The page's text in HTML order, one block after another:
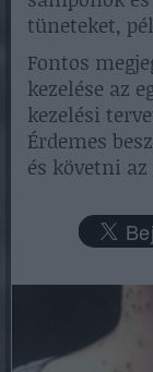
tüneteket,
Fontos
kezelése az
kezelési
Érdemes
és követni